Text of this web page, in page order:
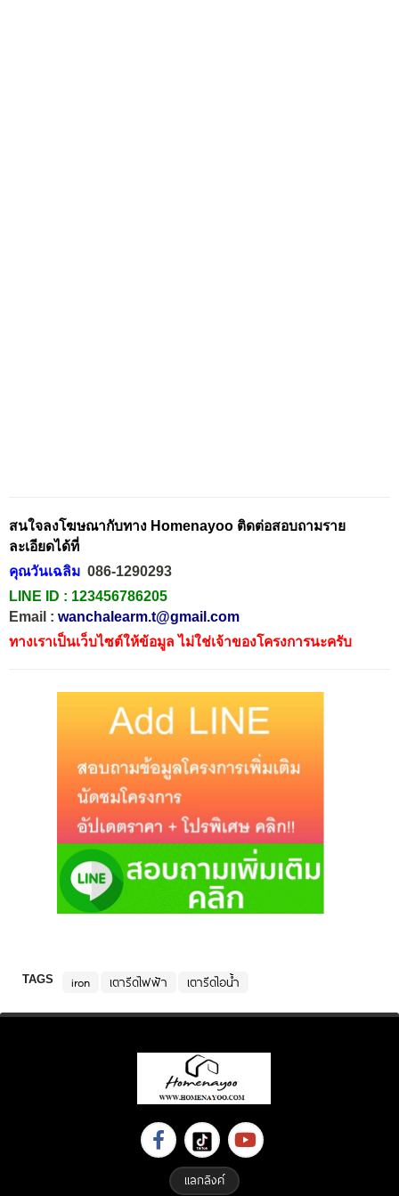
สนใจลงโฆษณากับทาง Homenayoo ติดต่อสอบถามราย
ละเอียดได้ที่
คุณวันเฉลิม 086-1290293
LINE ID : 123456786205
Email : wanchalearm.t@gmail.com
ทางเราเป็นเว็บไซต์ให้ข้อมูล ไม่ใช่เจ้าของโครงการนะครับ
TAGS iron เตารีดไฟฟ้า เตารีดไอน้ำ
แลกลิงค์